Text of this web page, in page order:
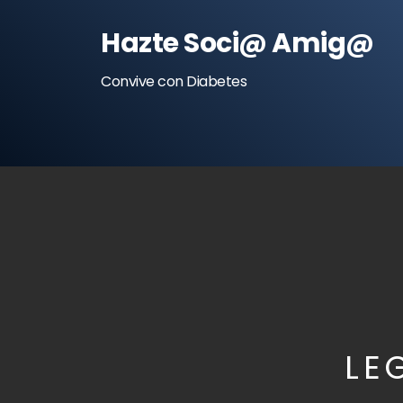
Hazte Soci@ Amig@
Convive con Diabetes